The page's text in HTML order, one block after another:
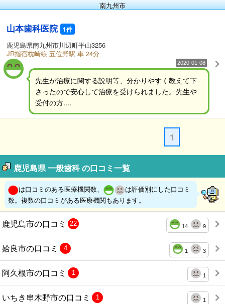
南九州市
山本歯科医院 1件
鹿児島県南九州市川辺町平山3256
JR指宿枕崎線 五位野駅 車 24分
2020-01-08
先生が治療に関する説明等、分かりやすく教えて下
さったので安心して治療を受けられました。先生や
受付の方....
1
鹿児島県 一般歯科 の口コミ一覧
は口コミのある医療機関数、
は評価別にした口コミ
数。複数の口コミがある医療機関もあります。
鹿児島市の口コミ 14 9
22
姶良市の口コミ 1 3
4
阿久根市の口コミ 1
1
いちき串木野市の口コミ 1
1